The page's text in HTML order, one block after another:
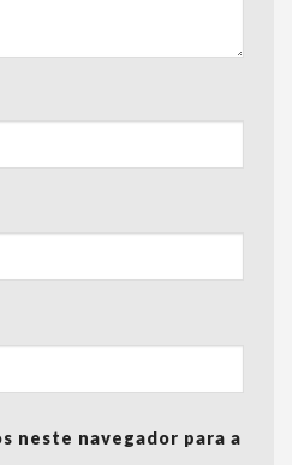
neste navegador para a